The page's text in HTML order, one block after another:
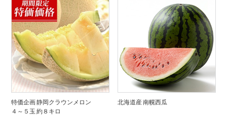
特価企画 静岡クラウンメロン
４～５玉 約８キロ
北海道産 南幌西瓜